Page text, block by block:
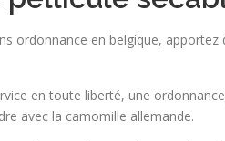
ordonnance en belgique, apportez
en toute liberté, une
avec la camomille allemande.